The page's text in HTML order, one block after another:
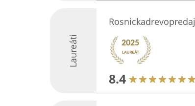
Laureáti
Rosnickadrevopredaj
8.4